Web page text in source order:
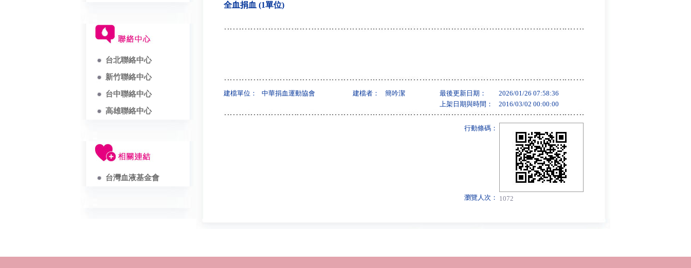
台北聯絡中心
新竹聯絡中心
台中聯絡中心
高雄聯絡中心
台灣血液基金會
全血捐血 (1單位)
建檔單位： 中華捐血運動協會 建檔者： 簡吟潔 最後更新日期：
2026/01/26 07:58:36
上架日期與時間：
2016/03/02 00:00:00
行動條碼：
瀏覽人次： 1072